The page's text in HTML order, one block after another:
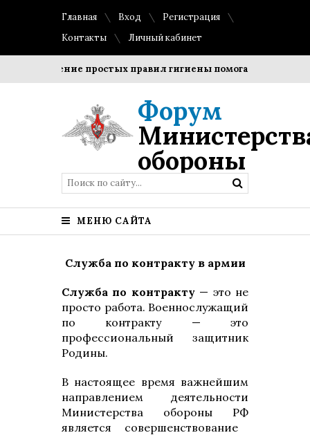
Главная Вход
Регистрация
Контакты
Личный кабинет
простых правил гигиены помогает сохранить
Форум
обороны
МЕНЮ САЙТА
Служба по контракту в армии
Служба по контракту— это не
просто работа. Военнослужащий
по контракту — это
профессиональный защитник
Родины.
В настоящее время важнейшим
направлением деятельности
Министерства обороны РФ
является совершенствование